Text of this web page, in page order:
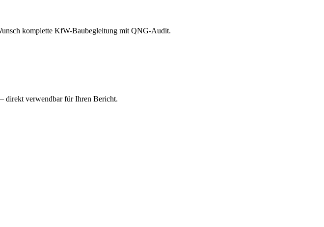
komplette KfW-Baubegleitung mit QNG-Audit.
direkt verwendbar für Ihren Bericht.